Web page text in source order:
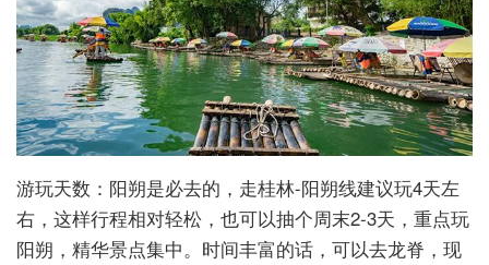
游玩天数：阳朔是必去的，走桂林-阳朔线建议玩4天左
右，这样行程相对轻松，也可以抽个周末2-3天，重点玩
阳朔，精华景点集中。时间丰富的话，可以去龙脊，现